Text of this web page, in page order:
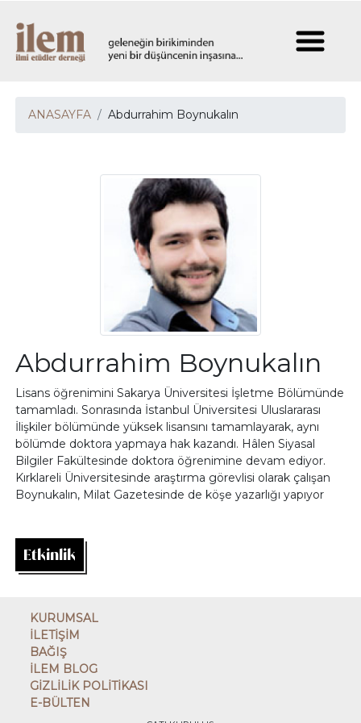
ANASAYFA Abdurrahim Boynukalın
Abdurrahim Boynukalın
Lisans öğrenimini Sakarya Üniversitesi İşletme Bölümünde
tamamladı. Sonrasında İstanbul Üniversitesi Uluslararası
İlişkiler bölümünde yüksek lisansını tamamlayarak, aynı
bölümde doktora yapmaya hak kazandı. Hâlen Siyasal
Bilgiler Fakültesinde doktora öğrenimine devam ediyor.
Kırklareli Üniversitesinde araştırma görevlisi olarak çalışan
Boynukalın, Milat Gazetesinde de köşe yazarlığı yapıyor
Etkinlik
KURUMSAL
İLETİŞİM
BAĞIŞ
İLEM BLOG
GİZLİLİK POLİTİKASI
E-BÜLTEN